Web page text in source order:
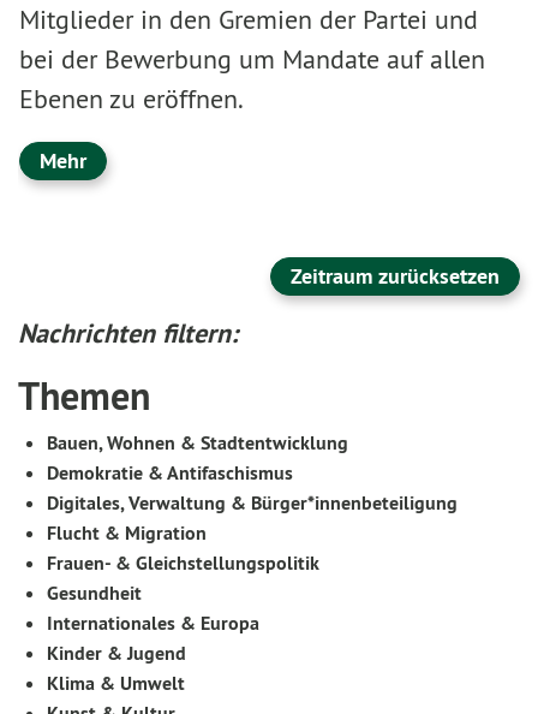
Mitglieder in den Gremien der Partei und
bei der Bewerbung um Mandate auf allen
Ebenen zu eröffnen.
Mehr
Zeitraum zurücksetzen
Nachrichten filtern:
Themen
Bauen, Wohnen & Stadtentwicklung
Demokratie & Antifaschismus
Digitales, Verwaltung & Bürger*innenbeteiligung
Flucht & Migration
Frauen- & Gleichstellungspolitik
Gesundheit
Internationales & Europa
Kinder & Jugend
Klima & Umwelt